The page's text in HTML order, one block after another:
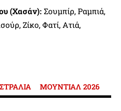
(Χασάν): Σουμπίρ, Ραμπιά,
Ζίκο, Φατί, Ατιά,
ΜΟΥΝΤΙΑΛ 2026